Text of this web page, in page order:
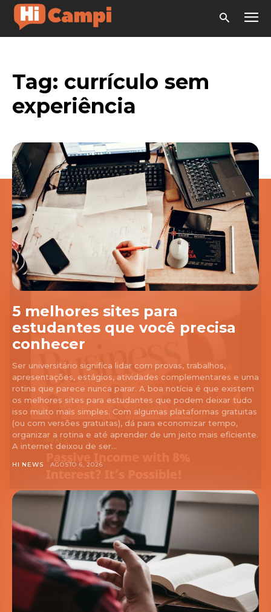
Tag: currículo sem
experiência
5 melhores sites para
estudantes que você precisa
conhecer
Ser universitário significa lidar com provas, trabalhos,
apresentações, estágios, atividades complementares e uma
rotina que parece nunca parar. A boa notícia é que existem
os melhores sites para estudantes que podem deixar tudo
isso muito mais simples. Com algumas plataformas gratuitas
(ou com versões gratuitas), dá para economizar tempo,
organizar a rotina e até aprender de um jeito mais eficiente.
A internet deixou de ser...
HI NEWS AGOSTO 6, 2026